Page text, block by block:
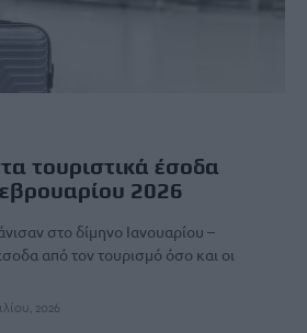
τουριστικά έσοδα
2026
στο δίμηνο Ιανουαρίου –
από τον τουρισμό όσο και οι
2026